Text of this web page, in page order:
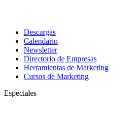
Descargas
Calendario
Newsletter
Directorio de Empresas
Herramientas de Marketing
Cursos de Marketing
Especiales